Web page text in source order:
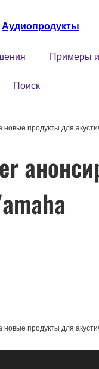
Аудиопродукты
Примеры
Поиск
продукты для
продукты для